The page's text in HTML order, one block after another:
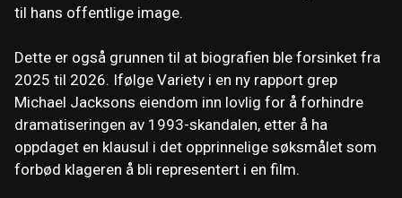
til hans offentlige image.
Dette er også grunnen til at biografien ble forsinket fra
2025 til 2026. Ifølge Variety i en ny rapport grep
Michael Jacksons eiendom inn lovlig for å forhindre
dramatiseringen av 1993-skandalen, etter å ha
oppdaget en klausul i det opprinnelige søksmålet som
forbød klageren å bli representert i en film.